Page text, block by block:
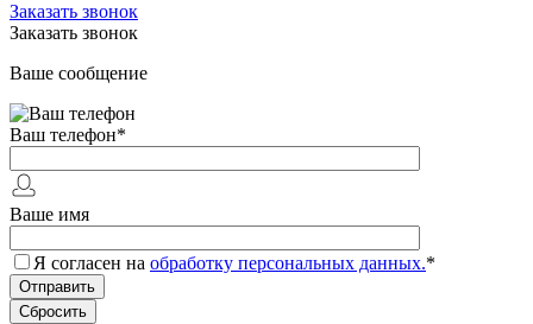
Заказать звонок
Заказать звонок
Ваше сообщение
Ваш телефон*
Ваше имя
Я согласен на обработку персональных данных.*